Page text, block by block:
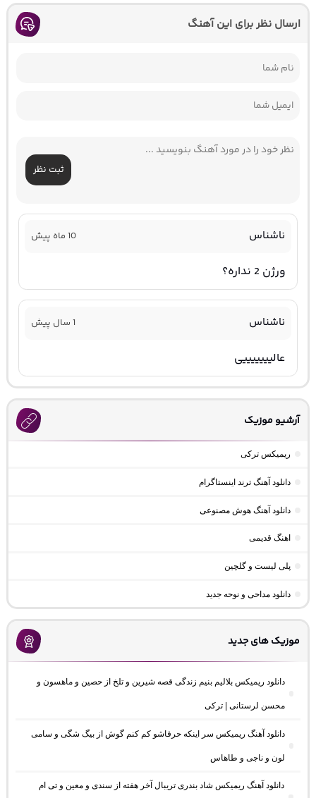
ارسال نظر برای این آهنگ
ثبت نظر
ناشناس 10 ماه پیش
ورژن 2 نداره؟
ناشناس 1 سال پیش
عالیییییییی
آرشیو موزیک
ریمیکس ترکی
دانلود آهنگ ترند اینستاگرام
دانلود آهنگ هوش مصنوعی
اهنگ قدیمی
پلی لیست و گلچین
دانلود مداحی و نوحه جدید
موزیک های جدید
دانلود ریمیکس بلالیم بنیم زندگی قصه شیرین و تلخ از حصین و ماهسون و
محسن لرستانی | ترکی
دانلود آهنگ ریمیکس سر اینکه حرفاشو کم کنم گوش از بیگ شگی و سامی
لون و ناجی و طاهاس
دانلود آهنگ ریمیکس شاد بندری تریبال آخر هفته از سندی و معین و تی ام